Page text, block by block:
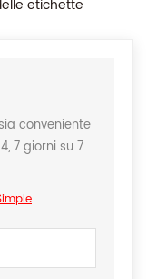
etichette
conveniente
7 giorni su 7